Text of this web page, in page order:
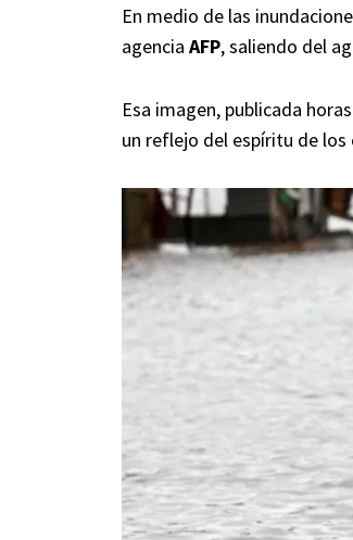
En medio de las
agencia AFP, saliendo del
Esa imagen, publicada
un reflejo del espíritu de los